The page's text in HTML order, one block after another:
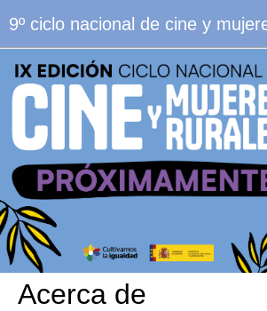
9º ciclo nacional de cine y
Acerca de